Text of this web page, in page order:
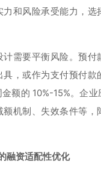
力和风险承受能力，选
计需要平衡风险。预付
具，或作为支付预付款
额的 10%-15%。企业
额机制、失效条件等，
融资适配性优化